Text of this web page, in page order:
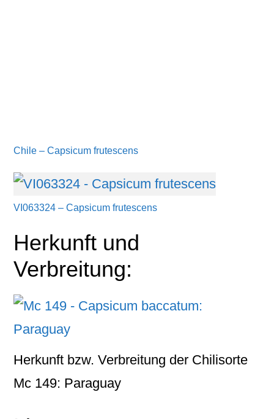
Chile – Capsicum frutescens
VI063324 – Capsicum frutescens
Herkunft und
Verbreitung:
Herkunft bzw. Verbreitung der Chilisorte
Mc 149: Paraguay